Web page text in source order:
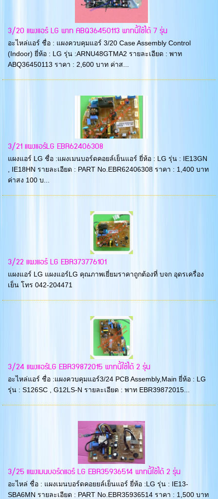
3/20 แผงแอร์ LG พาท ABQ36450113 พาทนี้ใช้ได้ 7 รุ่น
อะไหล่แอร์ ชื่อ : แผงควบคุมแอร์ 3/20 Case Assembly Control
(Indoor) ยี่ห้อ : LG รุ่น :ARNU48GTMA2 รายละเอียด : พาท
ABQ36450113 ราคา : 2,600 บาท ค่าส...
3/21 แผงแอร์LG EBR62406308
แผงแอร์ LG ชื่อ :แผงเมนบอร์ดคอยล์เย็นแอร์ ยี่ห้อ : LG รุ่น : IE13GN
, IE18HN รายละเอียด : PART No.EBR62406308 ราคา : 1,400 บาท
ค่าสง 100 บ...
3/22 แผงแอร์ LG EBR373776101
แผงแอร์ LG แผงแอร์LG คุณภาพเยี่ยมราคาถูกต้องที่ บจก อุดรเครื่อง
เย็น โทร 042-204471
3/24 แผงแอร์LG EBR39872015 พาทนี้ใช้ได้ 2 รุ่น
อะไหล่แอร์ ชื่อ :แผงควบคุมแอร์3/24 PCB Assembly,Main ยี่ห้อ : LG
รุ่น : S126SC , G12LS-N รายละเอียด : พาท EBR39872015...
3/25 แผงเมนบอร์ดแอร์ LG EBR35936514 พาทนี้ใช้ได้ 2 รุ่น
อะไหล่ ชื่อ : แผงเมนบอร์ดคอยยล์เย็นแอร์ ยี่ห้อ :LG รุ่น : IE13-
SBA6MN รายละเอียด : PART No.EBR35936514 ราคา : 1,500 บาท